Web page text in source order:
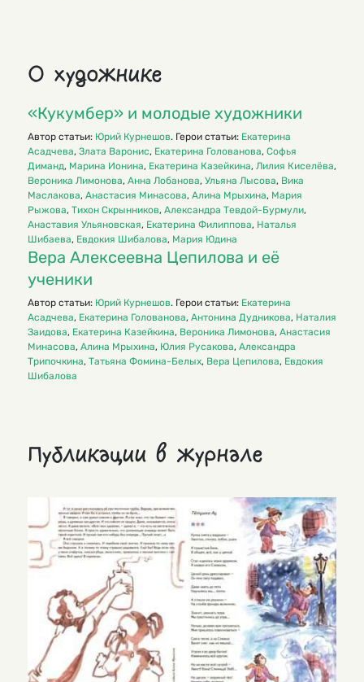
О художнике
«Кукумбер» и молодые художники
Автор статьи: Юрий Курнешов. Герои статьи: Екатерина
Асадчева, Злата Варонис, Екатерина Голованова, Софья
Диманд, Марина Ионина, Екатерина Казейкина, Лилия Киселёва,
Вероника Лимонова, Анна Лобанова, Ульяна Лысова, Вика
Маслакова, Анастасия Минасова, Алина Мрыхина, Мария
Рыжова, Тихон Скрынников, Александра Тевдой-Бурмули,
Анаставия Ульяновская, Екатерина Филиппова, Наталья
Шибаева, Евдокия Шибалова, Мария Юдина
Вера Алексеев­на Цепилова и её
ученики
Автор статьи: Юрий Курнешов. Герои статьи: Екатерина
Асадчева, Екатерина Голованова, Антонина Дудникова, Наталия
Заидова, Екатерина Казейкина, Вероника Лимонова, Анастасия
Минасова, Алина Мрыхина, Юлия Русакова, Александра
Трипочкина, Татьяна Фомина-Белых, Вера Цепилова, Евдокия
Шибалова
Публикации в журнале